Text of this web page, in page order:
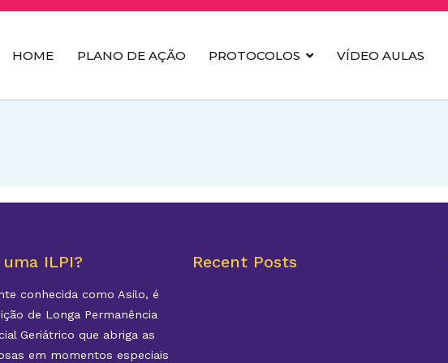
HOME PLANO DE AÇÃO PROTOCOLOS VÍDEO AULAS
ILPI?
conhecida como Asilo, é
de Longa Permanência
Geriátrico que abriga as
em momentos especiais
Recent Posts